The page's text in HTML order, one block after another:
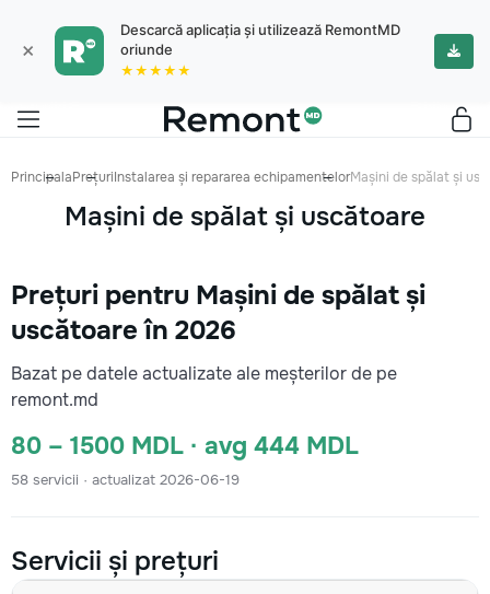
×
Descarcă aplicația și utilizează RemontMD
oriunde
★★★★★
PrincipalaPrețuriInstalarea și repararea echipamentelorMașini de spălat și
Mașini de spălat și uscătoare
Prețuri pentru Mașini de spălat și
uscătoare în 2026
Bazat pe datele actualizate ale meșterilor de pe
remont.md
80 – 1500 MDL · avg 444 MDL
58 servicii · actualizat 2026-06-19
Servicii și prețuri